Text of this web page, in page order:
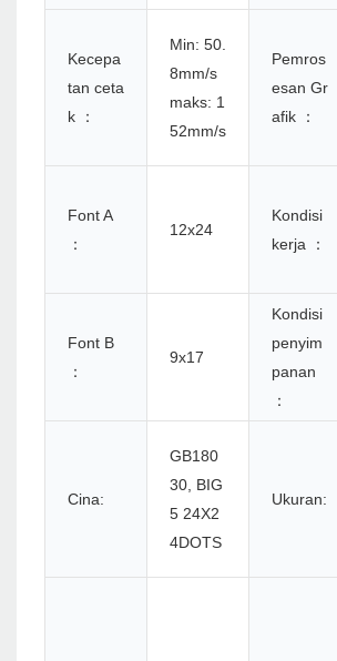
Kecepa
tan ceta
k ：
Min: 50.
8mm/s
maks: 1
52mm/s
Pemros
esan Gr
afik ：
Font A
：
12x24
Kondisi
kerja ：
Font B
：
9x17
Kondisi
penyim
panan
：
Cina:
GB180
30, BIG
5 24X2
4DOTS
Ukuran: